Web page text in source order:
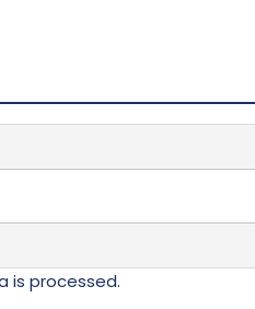
is processed.